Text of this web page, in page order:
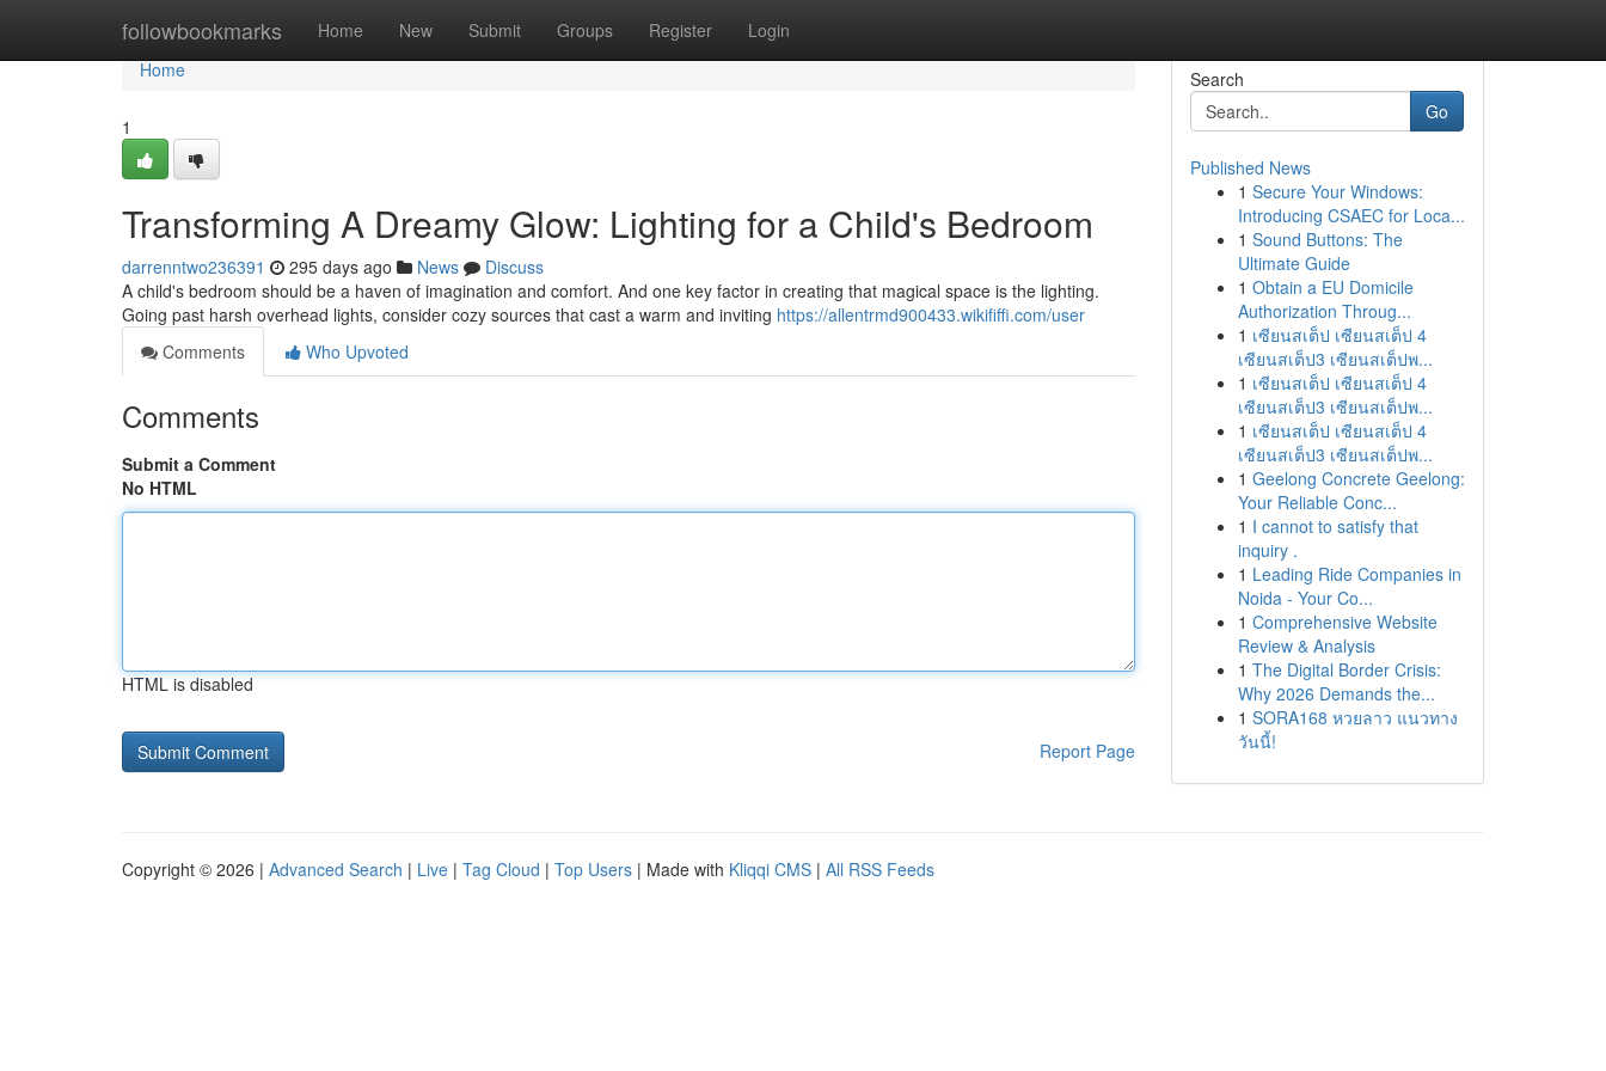
followbookmarks Home New Submit Groups Register Login
Home
Home
1
Transforming A Dreamy Glow: Lighting for a Child's Bedroom
darrenntwo236391 295 days ago News
Discuss
A child's bedroom should be a haven of imagination and comfort. And one key factor in creating that magical space is the lighting.
Going past harsh overhead lights, consider cozy sources that cast a warm and inviting https://allentrmd900433.wikififfi.com/user
Comments
Who Upvoted
Comments
Submit a Comment
No HTML
HTML is disabled
Report Page
Search
Go
Published News
1 Secure Your Windows:
Introducing CSAEC for Loca...
1 Sound Buttons: The
Ultimate Guide
1 Obtain a EU Domicile
Authorization Throug...
1 เซียนสเต็ป เซียนสเต็ป 4
เซียนสเต็ป3 เซียนสเต็ปพ...
1 เซียนสเต็ป เซียนสเต็ป 4
เซียนสเต็ป3 เซียนสเต็ปพ...
1 เซียนสเต็ป เซียนสเต็ป 4
เซียนสเต็ป3 เซียนสเต็ปพ...
1 Geelong Concrete Geelong:
Your Reliable Conc...
1 I cannot to satisfy that
inquiry .
1 Leading Ride Companies in
Noida - Your Co...
1 Comprehensive Website
Review & Analysis
1 The Digital Border Crisis:
Why 2026 Demands the...
1 SORA168 หวยลาว แนวทาง
วันนี้!
Copyright © 2026 | Advanced Search | Live | Tag Cloud | Top Users | Made with Kliqqi CMS | All RSS Feeds